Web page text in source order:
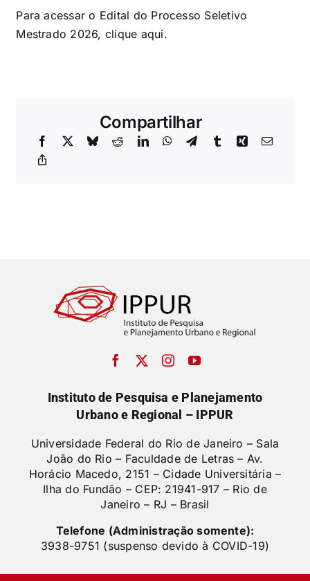
Para acessar o Edital do Processo Seletivo
Mestrado 2026, clique aqui.
Compartilhar
Instituto de Pesquisa e Planejamento
Urbano e Regional – IPPUR
Universidade Federal do Rio de Janeiro – Sala
João do Rio – Faculdade de Letras – Av.
Horácio Macedo, 2151 – Cidade Universitária –
Ilha do Fundão – CEP: 21941-917 – Rio de
Janeiro – RJ – Brasil
Telefone (Administração somente):
3938-9751 (suspenso devido à COVID-19)